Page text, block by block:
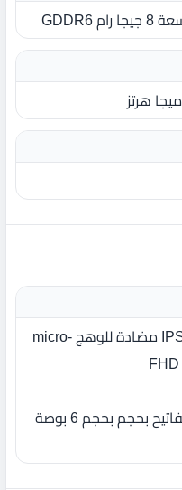
15.6 بوصة 144 هرتز IPS anti-glare مضادة للوهج micro-
ويدعم شاشة ثانية اعلي لوحة المفاتيح بحجم بحجم 6 بوصة